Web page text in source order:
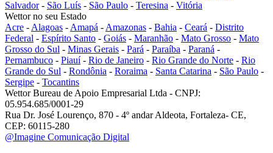
Salvador- São Luís - São Paulo - Teresina - Vitória
Wettor no seu Estado
Acre - Alagoas - Amapá - Amazonas - Bahia - Ceará - Distrito
Federal - Espírito Santo - Goiás - Maranhão - Mato Grosso - Mato
Grosso do Sul - Minas Gerais - Pará - Paraíba - Paraná -
Pernambuco - Piauí- Rio de Janeiro - Rio Grande do Norte - Rio
Grande do Sul - Rondônia - Roraima - Santa Catarina - São Paulo -
Sergipe - Tocantins
Wettor Bureau de Apoio Empresarial Ltda - CNPJ:
05.954.685/0001-29
Rua Dr. José Lourenço, 870 - 4º andar Aldeota, Fortaleza- CE,
CEP: 60115-280
@Imagine Comunicação Digital